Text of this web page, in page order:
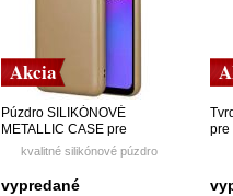
Akcia
Púzdro SILIKÓNOVÉ
METALLIC CASE pre
MOTOROLA MOTO
E30/E40/E20s - zlaté
kvalitné silikónové púzdro
vypredané
pre